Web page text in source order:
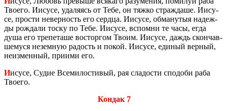
Тво­е­го. Иису­се, уда­ля­ясь от Тебе, он тяжко страж­да­ше. Иису­
се, про­сти невер­ность его серд­ца. Иису­се, об­ма­ну­тыя на­деж­
ды рож­да­ли тоску по Тебе. Иису­се, вспом­ни те часы, егда
душа его тре­пе­та­ше вос­тор­гом Твоим. Иису­се, даждь скон­чав­
ше­му­ся незем­ную ра­дость и покой. Иису­се, еди­ный вер­ный,
неиз­мен­ный, при­и­ми его.
Иисусе, Судие Все­ми­ло­сти­вый, рая сла­до­сти спо­до­би раба
Тво­е­го.
Кондак 7